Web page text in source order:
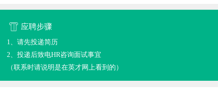
应聘步骤
1、请先投递简历
2、投递后致电HR咨询面试事宜
（联系时请说明是在英才网上看到的）